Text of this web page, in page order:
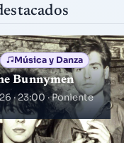
Música y Danza
Bunnymen
· 23:00· Poniente